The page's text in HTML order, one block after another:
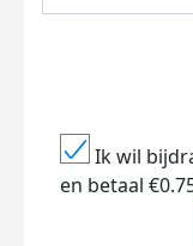
Ik wil
en betaal